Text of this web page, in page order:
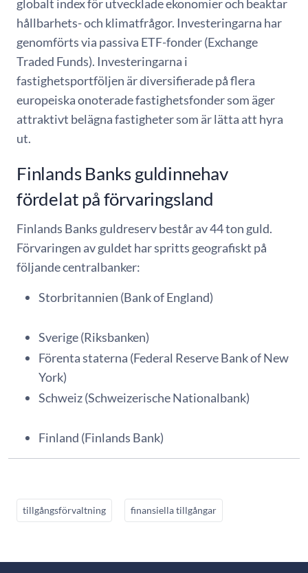
globalt index för utvecklade ekonomier och beaktar
hållbarhets- och klimatfrågor. Investeringarna har
genomförts via passiva ETF-fonder (Exchange
Traded Funds). Investeringarna i
fastighetsportföljen är diversifierade på flera
europeiska onoterade fastighetsfonder som äger
attraktivt belägna fastigheter som är lätta att hyra
ut.
Finlands Banks guldinnehav
fördelat på förvaringsland
Finlands Banks guldreserv består av 44 ton guld.
Förvaringen av guldet har spritts geografiskt på
följande centralbanker:
Storbritannien (Bank of England)
Sverige (Riksbanken)
Förenta staterna (Federal Reserve Bank of New
York)
Schweiz (Schweizerische Nationalbank)
Finland (Finlands Bank)
tillgångsförvaltning finansiella tillgångar